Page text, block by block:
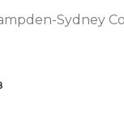
Sydney